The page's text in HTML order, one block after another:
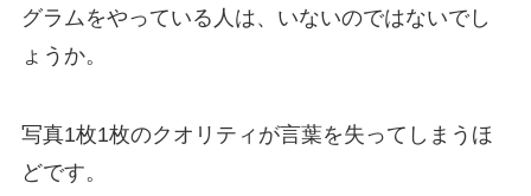
グラムをやっている人は、いないのではないでし
ょうか。
写真1枚1枚のクオリティが言葉を失ってしまうほ
どです。